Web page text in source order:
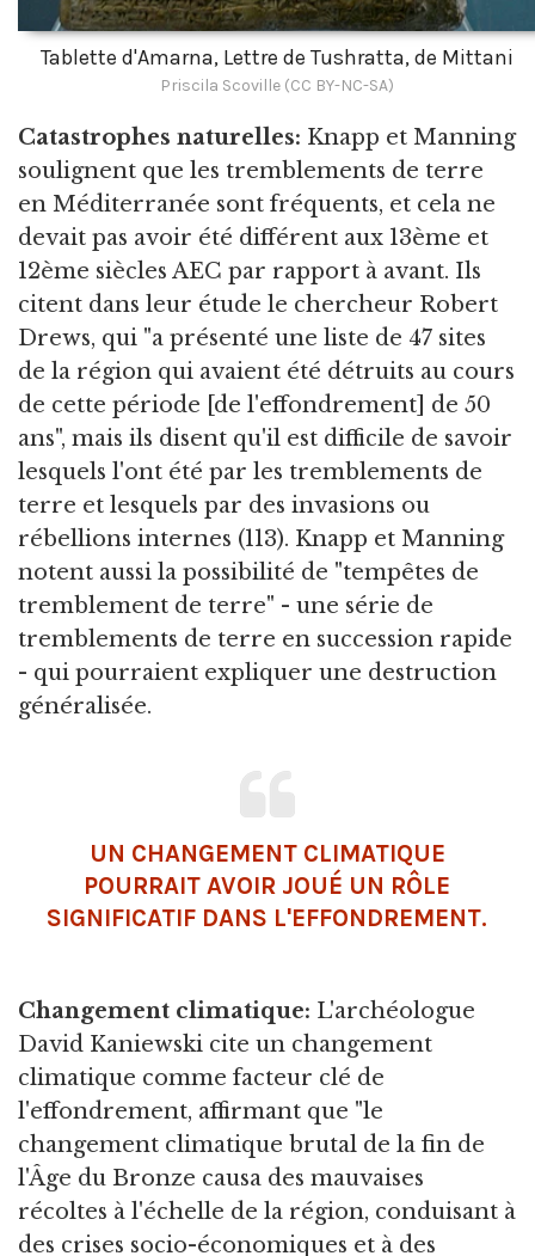
Tablette d'Amarna, Lettre de Tushratta, de Mittani
Priscila Scoville (CC BY-NC-SA)
Catastrophes naturelles: Knapp et Manning
soulignent que les tremblements de terre
en Méditerranée sont fréquents, et cela ne
devait pas avoir été différent aux 13ème et
12ème siècles AEC par rapport à avant. Ils
citent dans leur étude le chercheur Robert
Drews, qui "a présenté une liste de 47 sites
de la région qui avaient été détruits au cours
de cette période [de l'effondrement] de 50
ans", mais ils disent qu'il est difficile de savoir
lesquels l'ont été par les tremblements de
terre et lesquels par des invasions ou
rébellions internes (113). Knapp et Manning
notent aussi la possibilité de "tempêtes de
tremblement de terre" - une série de
tremblements de terre en succession rapide
- qui pourraient expliquer une destruction
généralisée.
UN CHANGEMENT CLIMATIQUE
POURRAIT AVOIR JOUÉ UN RÔLE
SIGNIFICATIF DANS L'EFFONDREMENT.
Changement climatique: L'archéologue
David Kaniewski cite un changement
climatique comme facteur clé de
l'effondrement, affirmant que "le
changement climatique brutal de la fin de
l'Âge du Bronze causa des mauvaises
récoltes à l'échelle de la région, conduisant à
des crises socio-économiques et à des